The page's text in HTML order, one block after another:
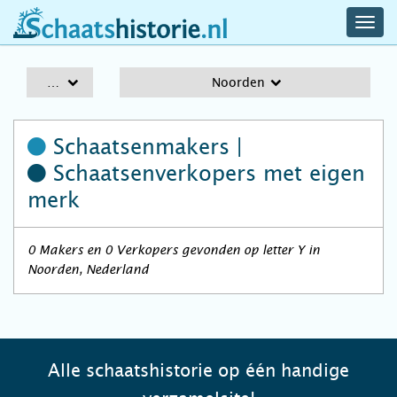
schaatshistorie.nl
Noorden
Schaatsenmakers |
Schaatsenverkopers met eigen
merk
0 Makers en 0 Verkopers gevonden op letter Y in
Noorden, Nederland
Alle schaatshistorie op één handige